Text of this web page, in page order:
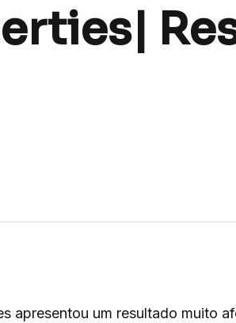
apresentou um resultado muito